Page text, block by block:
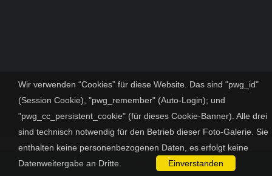
Wir verwenden “Cookies” für diese Website. Das sind "pwg_id"
(Session Cookie), "pwg_remember" (Auto-Login); und
"pwg_cc_persistent_cookie" (für dieses Cookie-Banner). Alle drei
sind technisch notwendig für den Betrieb dieser Foto-Galerie. Sie
enthalten keine personenbezogenen Daten, es erfolgt keine
Datenweitergabe an Dritte.
Einverstanden
Powered by